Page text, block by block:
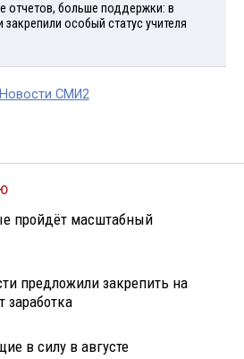
отчетов, больше поддержки: в
закрепили особый статус учителя
Новости СМИ2
пройдёт масштабный
предложили закрепить на
заработка
в силу в августе